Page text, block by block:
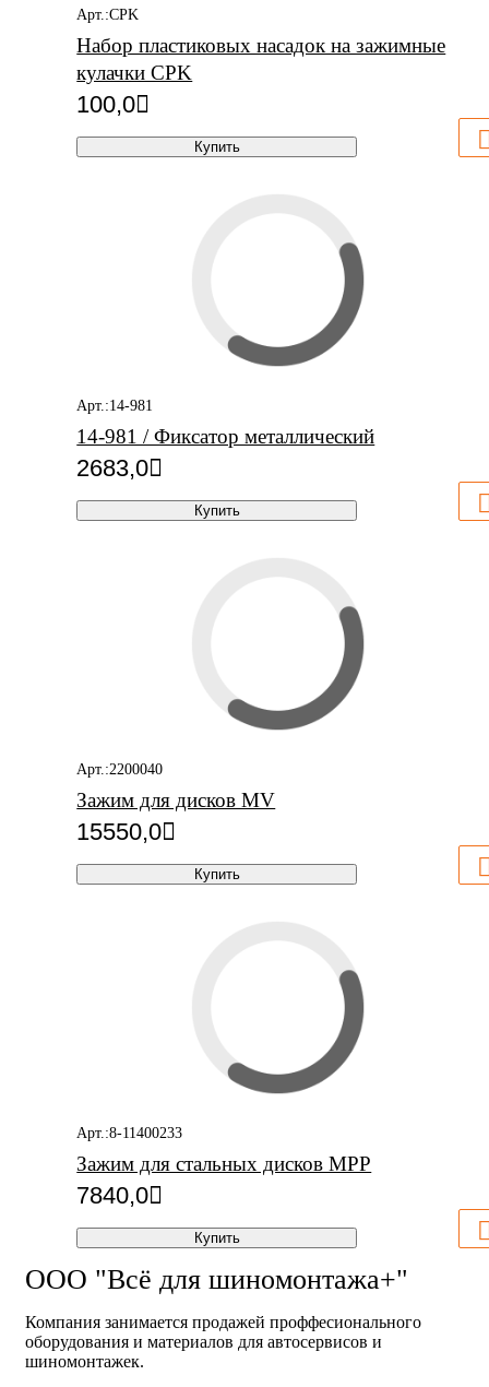
Арт.:CPK
Набор пластиковых насадок на зажимные
кулачки CPK
100,0
Купить
Арт.:14-981
14-981 / Фиксатор металлический
2683,0
Купить
Арт.:2200040
Зажим для дисков MV
15550,0
Купить
Арт.:8-11400233
Зажим для стальных дисков MPP
7840,0
Купить
ООО "Всё для шиномонтажа+"
Компания занимается продажей проффесионального
оборудования и материалов для автосервисов и
шиномонтажек.